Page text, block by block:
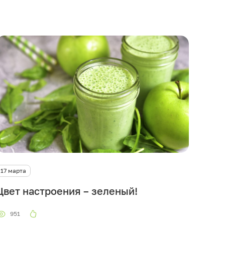
17 марта
настроения – зеленый!
951